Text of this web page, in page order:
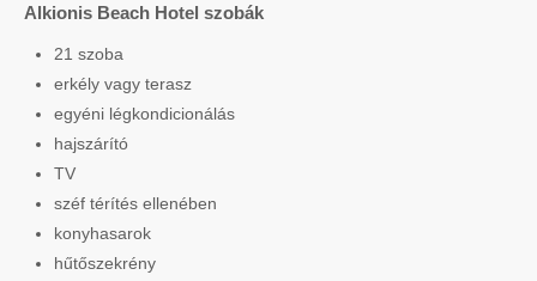
Alkionis Beach Hotel szobák
21 szoba
erkély vagy terasz
egyéni légkondicionálás
hajszárító
TV
széf térítés ellenében
konyhasarok
hűtőszekrény